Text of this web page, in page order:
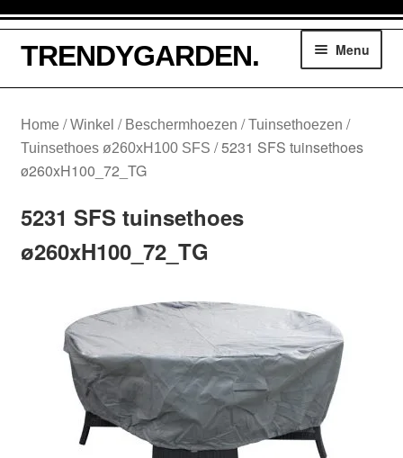
door
naar
naar
de
TRENDYGARDEN. Menu
Parasols
Loungesethoezen
Lounge dining hoezen
Tuinsethoezen
Kussentassen
Parasolhoezen
Home /Winkel / Beschermhoezen /Tuinsethoezen /
Tuinsethoes ø260xH100 SFS /5231 SFS tuinsethoes
ø260xH100_72_TG
5231 SFS tuinsethoes
ø260xH100_72_TG